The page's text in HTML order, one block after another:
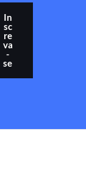
In
sc
re
va
-
se